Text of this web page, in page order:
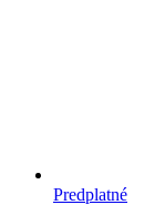
Predplatné